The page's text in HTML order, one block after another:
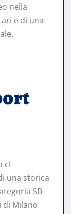
nella
e di una
ci
una storica
SB-
di Milano